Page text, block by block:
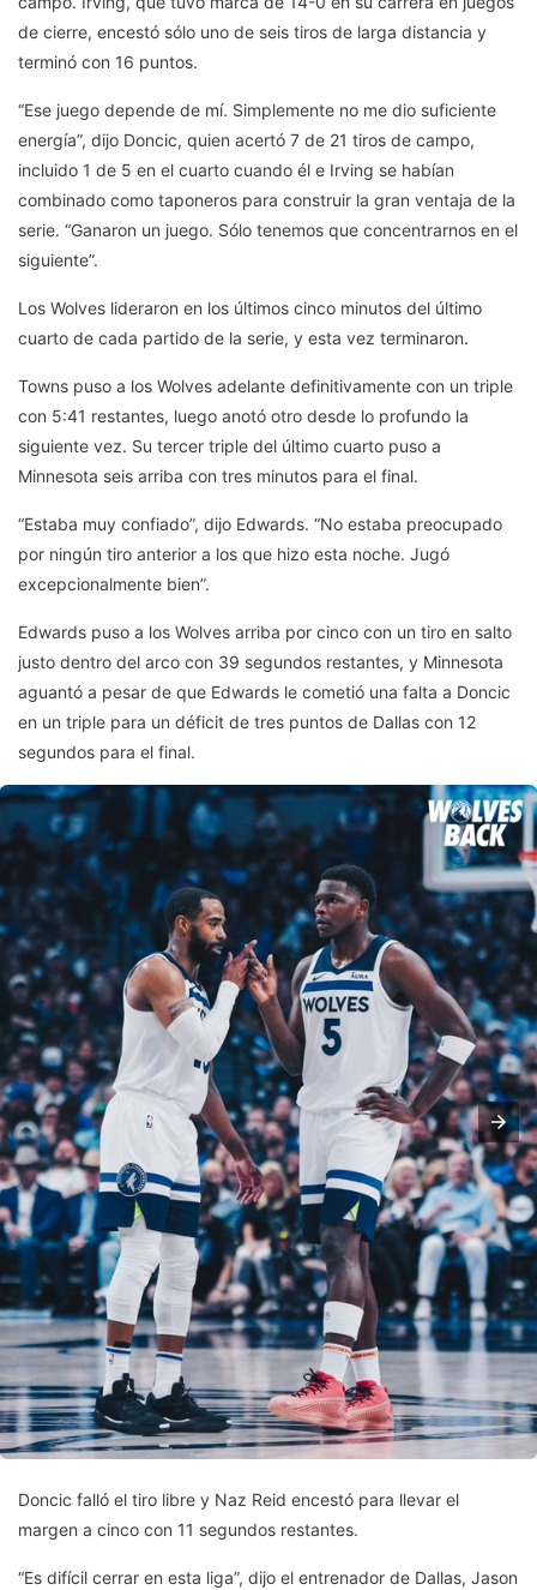
de cierre, encestó sólo uno de seis tiros de larga distancia y
terminó con 16 puntos.
“Ese juego depende de mí. Simplemente no me dio suficiente
energía”, dijo Doncic, quien acertó 7 de 21 tiros de campo,
incluido 1 de 5 en el cuarto cuando él e Irving se habían
combinado como taponeros para construir la gran ventaja de la
serie. “Ganaron un juego. Sólo tenemos que concentrarnos en el
siguiente”.
Los Wolves lideraron en los últimos cinco minutos del último
cuarto de cada partido de la serie, y esta vez terminaron.
Towns puso a los Wolves adelante definitivamente con un triple
con 5:41 restantes, luego anotó otro desde lo profundo la
siguiente vez. Su tercer triple del último cuarto puso a
Minnesota seis arriba con tres minutos para el final.
“Estaba muy confiado”, dijo Edwards. “No estaba preocupado
por ningún tiro anterior a los que hizo esta noche. Jugó
excepcionalmente bien”.
Edwards puso a los Wolves arriba por cinco con un tiro en salto
justo dentro del arco con 39 segundos restantes, y Minnesota
aguantó a pesar de que Edwards le cometió una falta a Doncic
en un triple para un déficit de tres puntos de Dallas con 12
segundos para el final.
Doncic falló el tiro libre y Naz Reid encestó para llevar el
margen a cinco con 11 segundos restantes.
“Es difícil cerrar en esta liga”, dijo el entrenador de Dallas, Jason